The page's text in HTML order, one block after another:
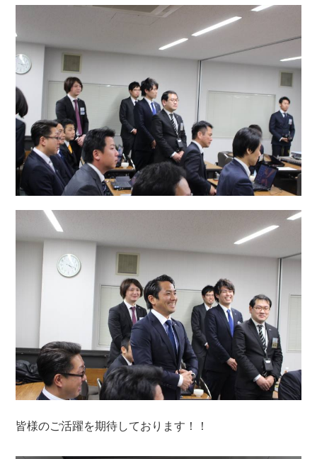
皆様のご活躍を期待しております！！